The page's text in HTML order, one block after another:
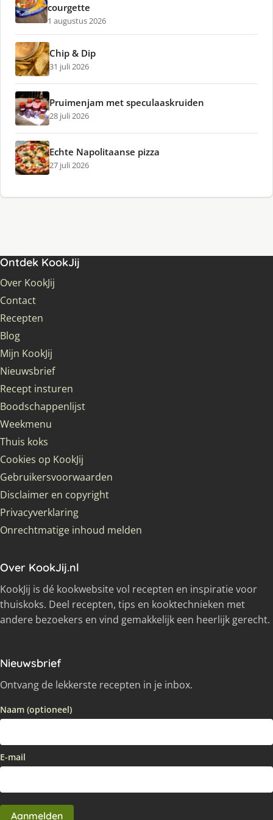
courgette
1 augustus 2026
Chip & Dip
31 juli 2026
Pruimenjam met speculaaskruiden
28 juli 2026
Echte Napolitaanse pizza
27 juli 2026
Ontdek KookJij
Over KookJij
Contact
Recepten
Blog
Mijn KookJij
Nieuwsbrief
Recept insturen
Boodschappenlijst
Weekmenu
Thuis koks
Cookies op KookJij
Gebruikersvoorwaarden
Disclaimer en copyright
Privacyverklaring
Onrechtmatige inhoud melden
Over KookJij.nl
KookJij is dé kookwebsite vol recepten en inspiratie voor
thuiskoks. Deel recepten, tips en kooktechnieken met
andere bezoekers en vind gemakkelijk een heerlijk gerecht.
Nieuwsbrief
Ontvang de lekkerste recepten in je inbox.
Naam (optioneel)
E-mail
Aanmelden